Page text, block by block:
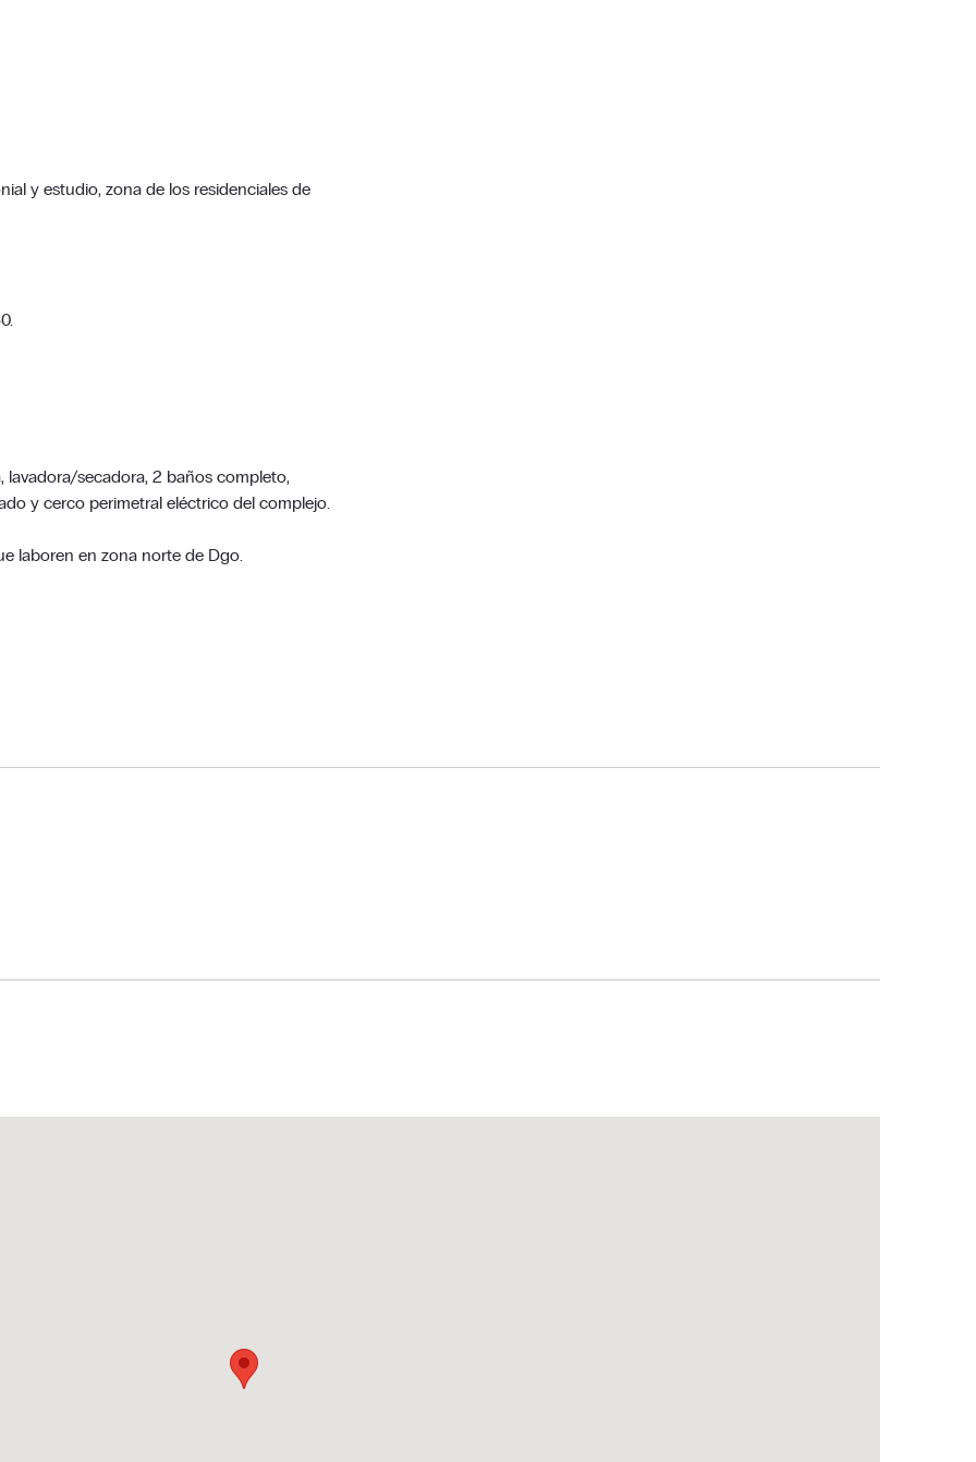
y estudio, zona de los residenciales de
secadora, 2 baños completo,
y cerco perimetral eléctrico del complejo.
laboren en zona norte de Dgo.